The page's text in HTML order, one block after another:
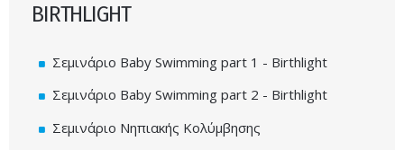
BIRTHLIGHT
Σεμινάριο Baby Swimming part 1 - Birthlight
Σεμινάριο Baby Swimming part 2 - Birthlight
Σεμινάριο Νηπιακής Κολύμβησης